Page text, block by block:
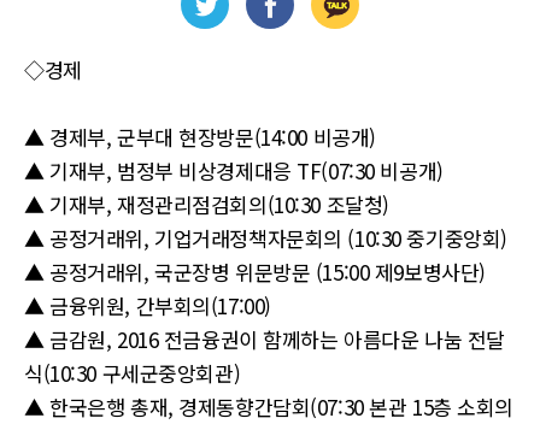
◇경제
▲ 경제부, 군부대 현장방문(14:00 비공개)
▲ 기재부, 범정부 비상경제대응 TF(07:30 비공개)
▲ 기재부, 재정관리점검회의(10:30 조달청)
▲ 공정거래위, 기업거래정책자문회의 (10:30 중기중앙회)
▲ 공정거래위, 국군장병 위문방문 (15:00 제9보병사단)
▲ 금융위원, 간부회의(17:00)
▲ 금감원, 2016 전금융권이 함께하는 아름다운 나눔 전달
식(10:30 구세군중앙회관)
▲ 한국은행 총재, 경제동향간담회(07:30 본관 15층 소회의